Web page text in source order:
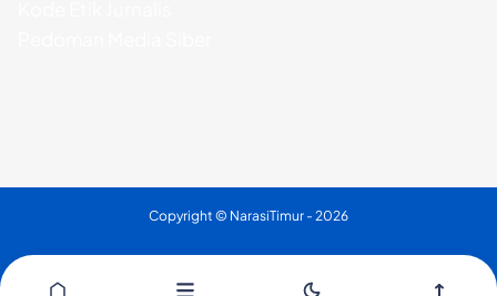
Copyright © NarasiTimur - 2026